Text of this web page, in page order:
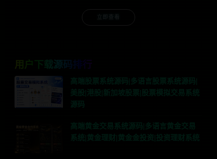
用户下载源码排行
高端股票系统源码|多语言股票系统源码|
美股|港股|新加坡股票|股票模拟交易系统
源码
高端黄金交易系统源码|多语言黄金交易
系统|黄金理财|黄金金投资|投资理财系统